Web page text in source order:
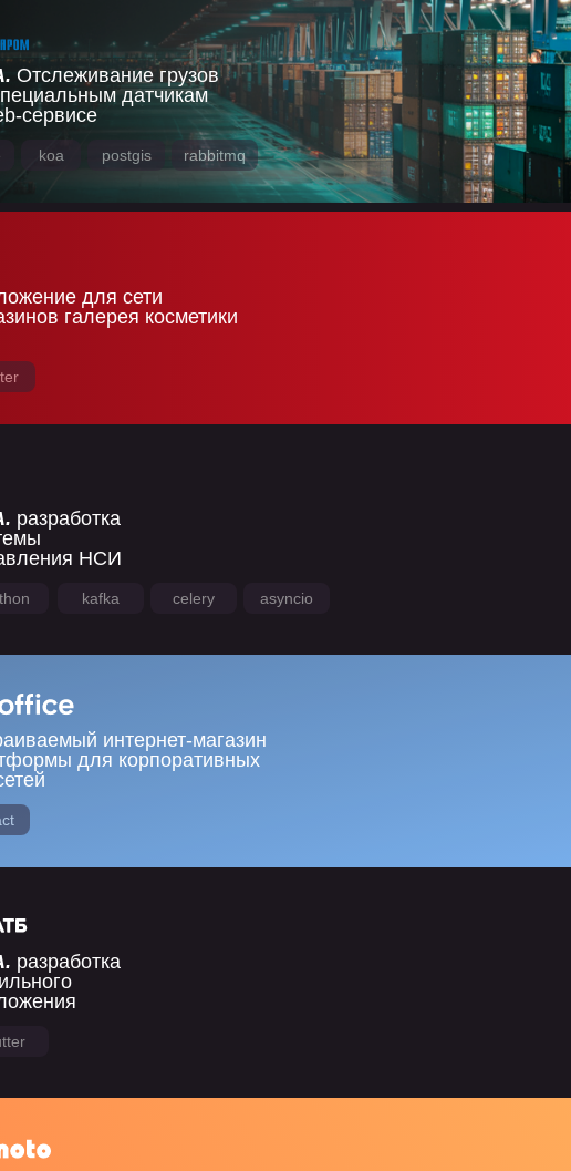
koa postgis rabbitmq
Отслеживание грузов
датчикам
сервисе
для сети
галерея косметики
kafka celery asyncio
разработка
НСИ
интернет-магазин
для корпоративных
разработка